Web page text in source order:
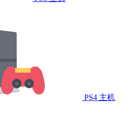
PS4 主机